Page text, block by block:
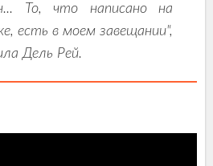
То, что написано на
есть в моем завещании",
Дель Рей.